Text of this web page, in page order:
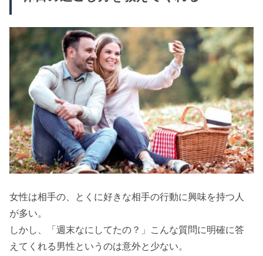
女性は相手の、とくに好きな相手の行動に興味を持つ人
が多い。
しかし、「週末なにしてたの？」こんな質問に明確に答
えてくれる男性というのは意外と少ない。